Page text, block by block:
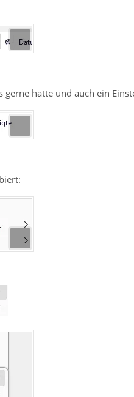
gerne hätte und auch ein